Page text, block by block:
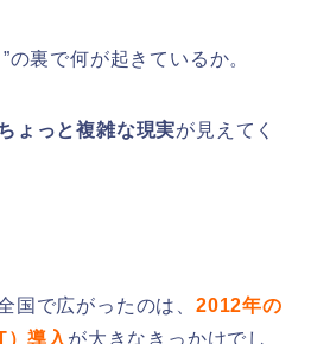
の裏で何が起きているか。
ょっと複雑な現実が見えてく
国で広がったのは、 2012年の
）導入 が大きなきっかけでし